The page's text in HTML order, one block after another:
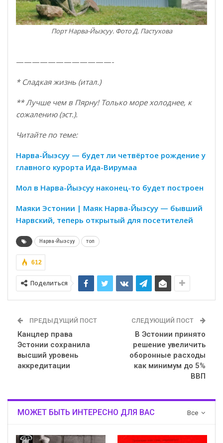
Порт Нарва-Йыэсуу. Фото Д. Пастухова
————————————-
* Сладкая жизнь (итал.)
** Лучше чем в Пярну! Только море холоднее, к
сожалению (эст.).
Читайте по теме:
Нарва-Йыэсуу — будет ли четвёртое рождение у
главного курорта Ида-Вирумаа
Мол в Нарва-Йыэсуу наконец-то будет построен
Маяки Эстонии | Маяк Нарва-Йыэсуу — бывший
Нарвский, теперь открытый для посетителей
Нарва-Йыэсуу топ
612
Поделиться
ПРЕДЫДУЩИЙ ПОСТ
Канцлер права
Эстонии сохранила
высший уровень
аккредитации
СЛЕДУЮЩИЙ ПОСТ
В Эстонии принято
решение увеличить
оборонные расходы
как минимум до 5%
ВВП
Все
МОЖЕТ БЫТЬ ИНТЕРЕСНО ДЛЯ ВАС